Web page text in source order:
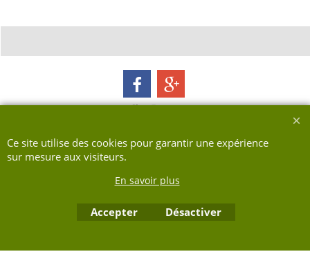
Ce site utilise des cookies pour garantir une expérience
sur mesure aux visiteurs.
En savoir plus
Accepter Désactiver